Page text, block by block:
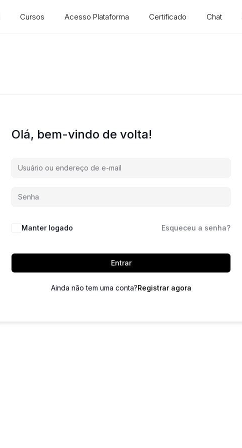
Cursos Acesso Plataforma Certificado Chat
Olá, bem-vindo de volta!
Manter logado Esqueceu a senha?
Entrar
Ainda não tem uma conta?Registrar agora